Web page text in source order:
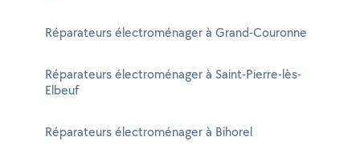
Réparateurs électroménager à Grand-Couronne
Réparateurs électroménager à Saint-Pierre-lès-
Elbeuf
Réparateurs électroménager à Bihorel